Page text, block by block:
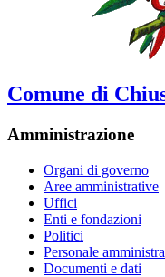
Comune di
Amministrazione
Organi di governo
Aree amministrative
Uffici
Enti e fondazioni
Politici
Personale
Documenti e dati